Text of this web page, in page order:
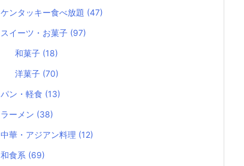
ケンタッキー食べ放題 (47)
スイーツ・お菓子 (97)
和菓子 (18)
洋菓子 (70)
パン・軽食 (13)
ラーメン (38)
中華・アジアン料理 (12)
和食系 (69)